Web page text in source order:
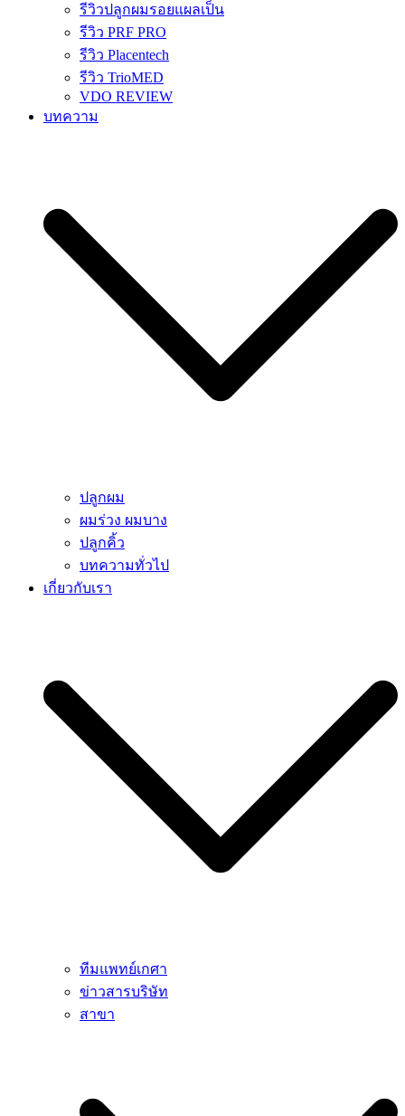
รีวิวปลูกผมรอยแผลเป็น
รีวิว PRF PRO
รีวิว Placentech
รีวิว TrioMED
VDO REVIEW
บทความ
ปลูกผม
ผมร่วง ผมบาง
ปลูกคิ้ว
บทความทั่วไป
เกี่ยวกับเรา
ทีมแพทย์เกศา
ข่าวสารบริษัท
สาขา